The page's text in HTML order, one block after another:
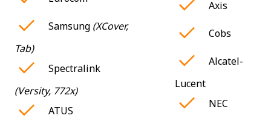
Samsung (XCover,
Tab)
Spectralink
(Versity, 772x)
ATUS
Axis
Cobs
Alcatel-
Lucent
NEC